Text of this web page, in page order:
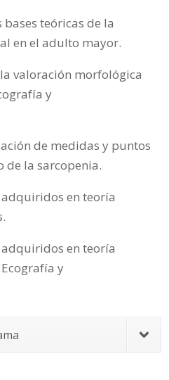
teóricas de la
en el adulto mayor.
valoración morfológica
y
de medidas y puntos
de la sarcopenia.
en teoría
en teoría
y